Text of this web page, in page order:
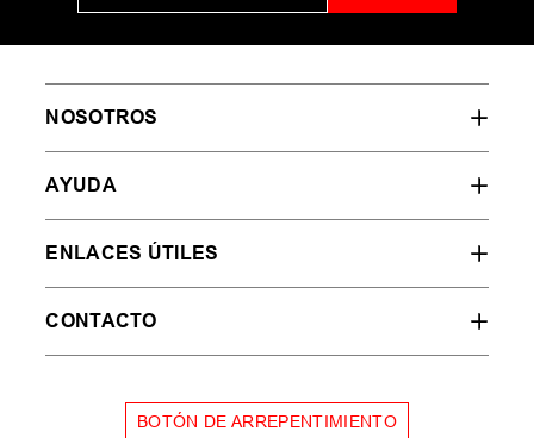
NOSOTROS
AYUDA
ENLACES ÚTILES
CONTACTO
BOTÓN DE ARREPENTIMIENTO